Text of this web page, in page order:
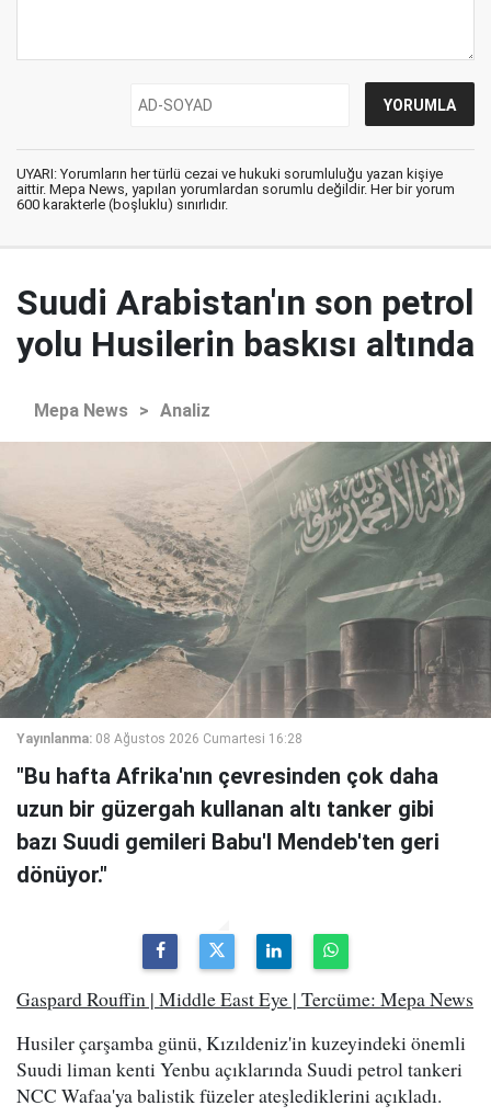
UYARI: Yorumların her türlü cezai ve hukuki sorumluluğu yazan kişiye
aittir. Mepa News, yapılan yorumlardan sorumlu değildir. Her bir yorum
600 karakterle (boşluklu) sınırlıdır.
Suudi Arabistan'ın son petrol
yolu Husilerin baskısı altında
Mepa News > Analiz
Yayınlanma: 08 Ağustos 2026 Cumartesi 16:28
"Bu hafta Afrika'nın çevresinden çok daha
uzun bir güzergah kullanan altı tanker gibi
bazı Suudi gemileri Babu'l Mendeb'ten geri
dönüyor."
Gaspard Rouffin | Middle East Eye | Tercüme: Mepa News
Husiler çarşamba günü, Kızıldeniz'in kuzeyindeki önemli
Suudi liman kenti Yenbu açıklarında Suudi petrol tankeri
NCC Wafaa'ya balistik füzeler ateşlediklerini açıkladı.